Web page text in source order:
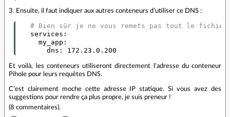
3. Ensuite, il faut indiquer aux autres conteneurs d’utiliser ce DNS :
# Bien sûr je ne vous remets pas tout le fichier
services :
my_app :
dns : 172.23.0.200
Et voilà, les conteneurs utiliseront directement l’adresse du conteneur
Pihole pour leurs requêtes DNS.
C’est clairement moche cette adresse IP statique. Si vous avez des
suggestions pour rendre ça plus propre, je suis preneur !
(8 commentaires).